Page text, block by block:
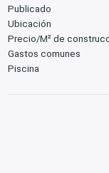
Publicado
Ubicación
Precio/M² de
Gastos comunes
Piscina